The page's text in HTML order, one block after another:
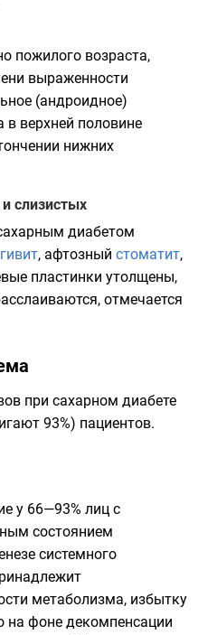
пожилого возраста,
выраженности
(андроидное)
верхней половине
нижних
слизистых
диабетом
, афтозный стоматит,
пластинки утолщены,
отмечается
при сахарном диабете
93%) пациентов.
у 66—93% лиц с
состоянием
системного
метаболизма, избытку
на фоне декомпенсации